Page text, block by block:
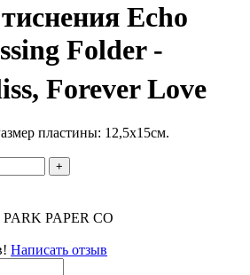
Echo
Folder -
Forever Love
пластины: 12,5х15см.
+
PAPER CO
Написать отзыв